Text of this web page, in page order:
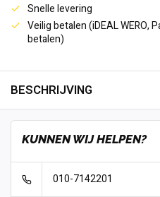
Snelle levering
Veilig betalen (iDEAL WERO,
betalen)
BESCHRIJVING
KUNNEN WIJ HELPEN?
010-7142201